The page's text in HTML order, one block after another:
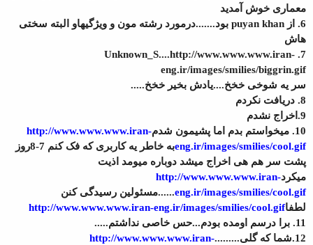
معماری خوش آمدید
6. از
puyan khan بود.......درمورد رشته مون و ویژگیهاو البته سختی
هاش
7.
Unknown_S....http://www.www.www.iran-
eng.ir/images/smilies/biggrin.gif
سر یه شوخی خخخ....یادش بخیر خخخ.....
8. دریافت نکردم
9.اخراج نشدم
10. میخواستم بدم اما پشیمون شدم
http://www.www.www.iran-
eng.ir/images/smilies/cool.gif
به خاطر یه کاربری که فک کنم 7-8روز
پشت سر هم هی اخراج میشد دوباره میومد اذیت
میکردhttp://www.www.www.iran-
eng.ir/images/smilies/cool.gif......مسئولین رسیدگی کنن
لطفاhttp://www.www.www.iran-eng.ir/images/smilies/cool.gif
11. برا درسم اومده بودم...حس خاصی نداشتم.....
12.شما که گلی.........
http://www.www.www.iran-